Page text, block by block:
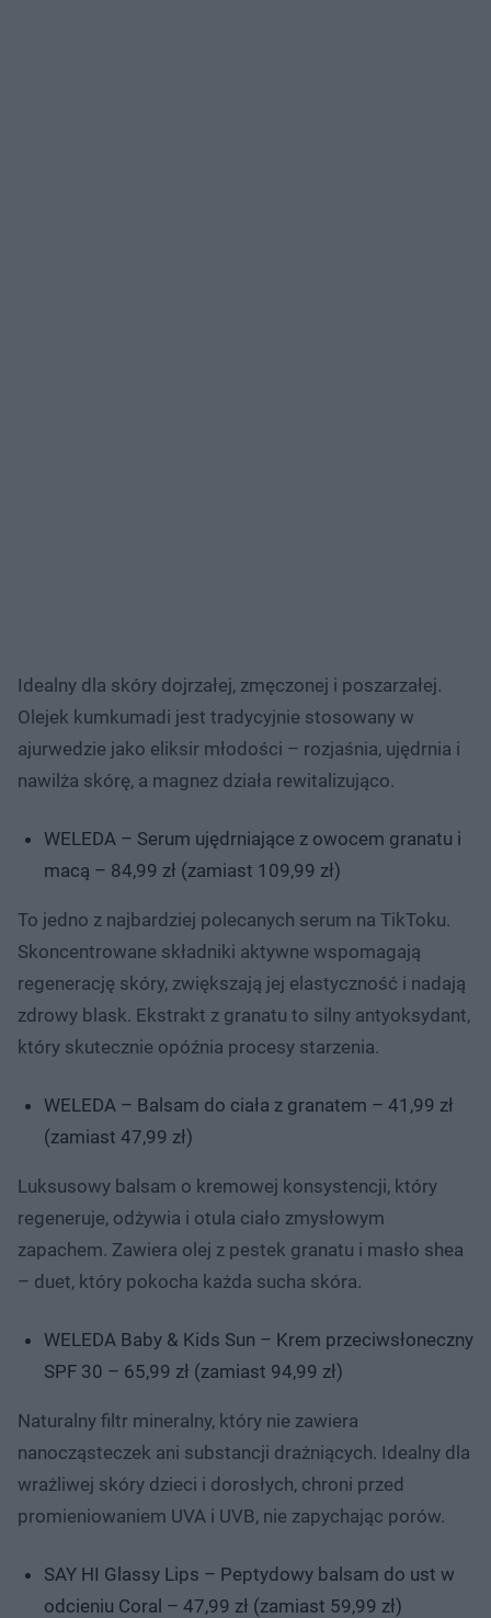
Idealny dla skóry dojrzałej, zmęczonej i poszarzałej.
Olejek kumkumadi jest tradycyjnie stosowany w
ajurwedzie jako eliksir młodości – rozjaśnia, ujędrnia i
nawilża skórę, a magnez działa rewitalizująco.
WELEDA – Serum ujędrniające z owocem granatu i
macą – 84,99 zł (zamiast 109,99 zł)
To jedno z najbardziej polecanych serum na TikToku.
Skoncentrowane składniki aktywne wspomagają
regenerację skóry, zwiększają jej elastyczność i nadają
zdrowy blask. Ekstrakt z granatu to silny antyoksydant,
który skutecznie opóźnia procesy starzenia.
WELEDA – Balsam do ciała z granatem – 41,99 zł
(zamiast 47,99 zł)
Luksusowy balsam o kremowej konsystencji, który
regeneruje, odżywia i otula ciało zmysłowym
zapachem. Zawiera olej z pestek granatu i masło shea
– duet, który pokocha każda sucha skóra.
WELEDA Baby & Kids Sun – Krem przeciwsłoneczny
SPF 30 – 65,99 zł (zamiast 94,99 zł)
Naturalny filtr mineralny, który nie zawiera
nanocząsteczek ani substancji drażniących. Idealny dla
wrażliwej skóry dzieci i dorosłych, chroni przed
promieniowaniem UVA i UVB, nie zapychając porów.
SAY HI Glassy Lips – Peptydowy balsam do ust w
odcieniu Coral – 47,99 zł (zamiast 59,99 zł)